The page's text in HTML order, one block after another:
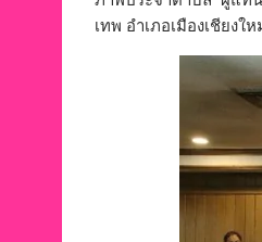
เทพ อำเภอเมืองเชียงใ